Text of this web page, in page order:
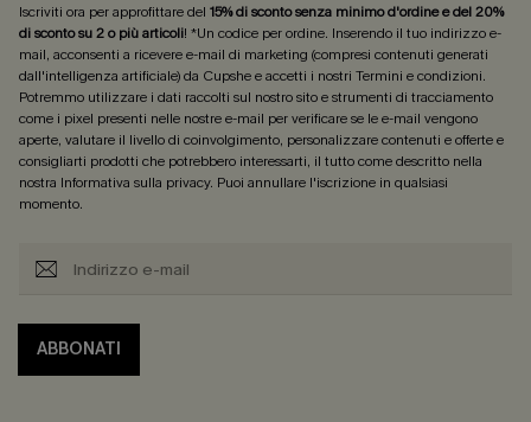
Iscriviti ora per approfittare del 15% di sconto senza minimo d'ordine e del 20%
di sconto su 2 o più articoli! *Un codice per ordine. Inserendo il tuo indirizzo e-
mail, acconsenti a ricevere e-mail di marketing (compresi contenuti generati
dall'intelligenza artificiale) da Cupshe e accetti i nostri Termini e condizioni.
Potremmo utilizzare i dati raccolti sul nostro sito e strumenti di tracciamento
come i pixel presenti nelle nostre e-mail per verificare se le e-mail vengono
aperte, valutare il livello di coinvolgimento, personalizzare contenuti e offerte e
consigliarti prodotti che potrebbero interessarti, il tutto come descritto nella
nostra Informativa sulla privacy. Puoi annullare l'iscrizione in qualsiasi
momento.
ABBONATI